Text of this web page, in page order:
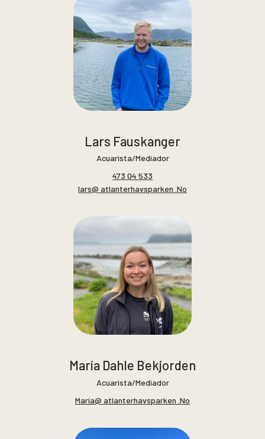
Lars Fauskanger
Acuarista/Mediador
473 04 533
lars@ atlanterhavsparken .No
María Dahle Bekjorden
Acuarista/Mediador
María@ atlanterhavsparken .No